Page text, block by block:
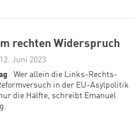
rechten Widerspruch
Juni 2023
Wer allein die Links-Rechts-
in der EU-Asylpolitik
die Hälfte, schreibt Emanuel